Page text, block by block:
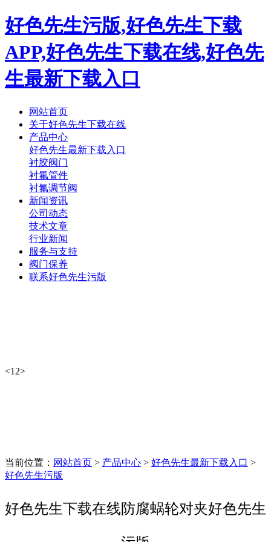
好色先生污版,好色先生下载
APP,好色先生下载在线,好色先
生最新下载入口
网站首页
关于好色先生下载在线
产品中心
好色先生最新下载入口
衬胶阀门
衬氟管件
衬氟调节阀
新闻资讯
公司动态
技术文章
行业新闻
服务与支持
阀门保养
联系好色先生污版
<1 2>
当前位置： 网站首页 > 产品中心 > 好色先生最新下载入口 >
好色先生污版
好色先生下载在线防腐蜗轮对夹好色先生